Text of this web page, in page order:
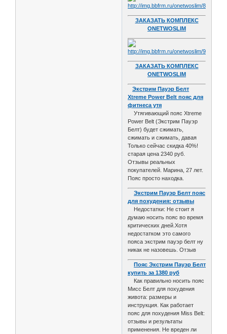
ЗАКАЗАТЬ КОМПЛЕКС
ONETWOSLIM
ЗАКАЗАТЬ КОМПЛЕКС
ONETWOSLIM
Экстрим Пауэр Белт
Xtreme Power Belt пояс для
фитнеса утя
Утягивающий пояс Xtreme
Power Belt (Экстрим Пауэр
Белт) будет сжимать,
сжимать и сжимать, давая
Только сейчас скидка 40%!
старая цена 2340 руб.
Отзывы реальных
покупателей. Марина, 27 лет.
Пояс просто находка.
Экстрим Пауэр Белт пояс
для похудения: отзывы
Недостатки: Не стоит я
думаю носить пояс во время
критических дней.Хотя
недостатком это самого
пояса экстрим пауэр белт ну
никак не назовешь. Отзыв
Пояс Экстрим Пауэр Белт
купить за 1380 руб
Как правильно носить пояс
Мисс Белт для похудения
живота: размеры и
инструкция. Как работает
пояс для похудения Miss Belt:
отзывы и результаты
применения. Не вреден ли